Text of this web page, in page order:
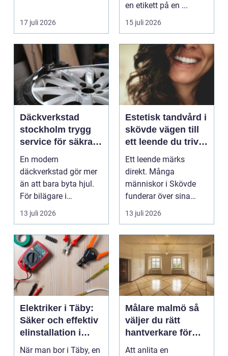
17 juli 2026
en etikett på en ...
15 juli 2026
Däckverkstad
stockholm trygg
service för säkra
mil året runt
En modern
däckverkstad gör mer
än att bara byta hjul.
För bilägare i
Stockholm handlar
valet av däck...
13 juli 2026
Estetisk tandvård i
skövde vägen till
ett leende du trivs
med
Ett leende märks
direkt. Många
människor i Skövde
funderar över sina
tänder, men skjuter
upp att gör...
13 juli 2026
Elektriker i Täby:
Säker och effektiv
elinstallation i
norrort
När man bor i Täby, en
Målare malmö så
väljer du rätt
hantverkare för
hem och företag
Att anlita en